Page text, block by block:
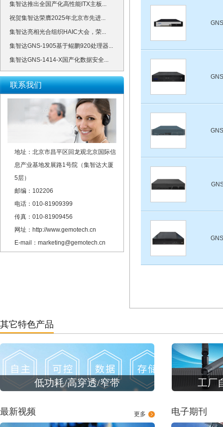
集智达推出全国产化高性能ITX主板...
祝贺集智达荣膺2025年北京市先进...
集智达亮相光合组织HAIC大会，荣...
集智达GNS-1905基于鲲鹏920处理器...
集智达GNS-1414-X国产化数据安全...
联系我们
地址：北京市昌平区回龙观北京国际信
息产业基地发展路1号院（集智达大厦
5层）
邮编：102206
电话：010-81909399
传真：010-81909456
网址：http://www.gemotech.cn
E-mail：marketing@gemotech.cn
其它特色产品
低功耗/高穿透/窄带 工厂
更多
最新视频 电子期刊